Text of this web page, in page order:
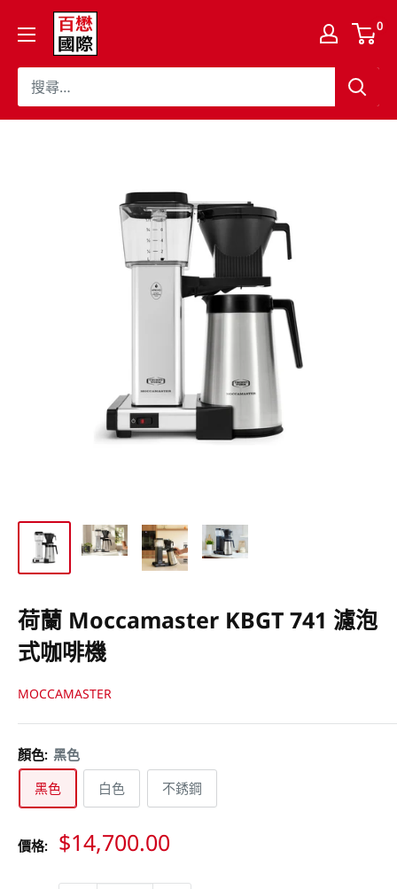
百
懋
國
際
股
0
荷蘭 Moccamaster KBGT 741 濾泡
式咖啡機
MOCCAMASTER
顏色: 黑色
黑色
白色 不銹鋼
價格: 特
$14,700.00